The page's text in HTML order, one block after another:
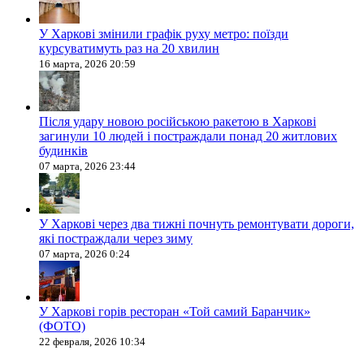
У Харкові змінили графік руху метро: поїзди
курсуватимуть раз на 20 хвилин
16 марта, 2026 20:59
Після удару новою російською ракетою в Харкові
загинули 10 людей і постраждали понад 20 житлових
будинків
07 марта, 2026 23:44
У Харкові через два тижні почнуть ремонтувати дороги,
які постраждали через зиму
07 марта, 2026 0:24
У Харкові горів ресторан «Той самий Баранчик»
(ФОТО)
22 февраля, 2026 10:34